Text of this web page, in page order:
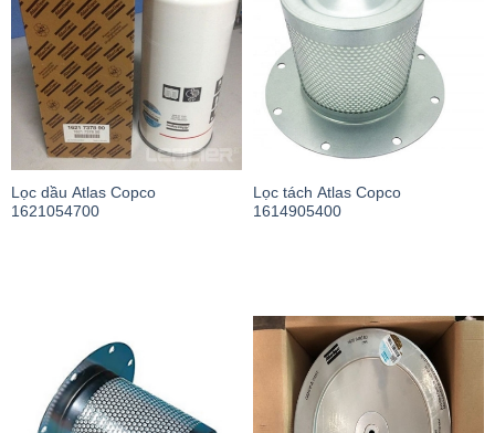
Lọc dầu Atlas Copco
1621054700
Lọc tách Atlas Copco
1614905400